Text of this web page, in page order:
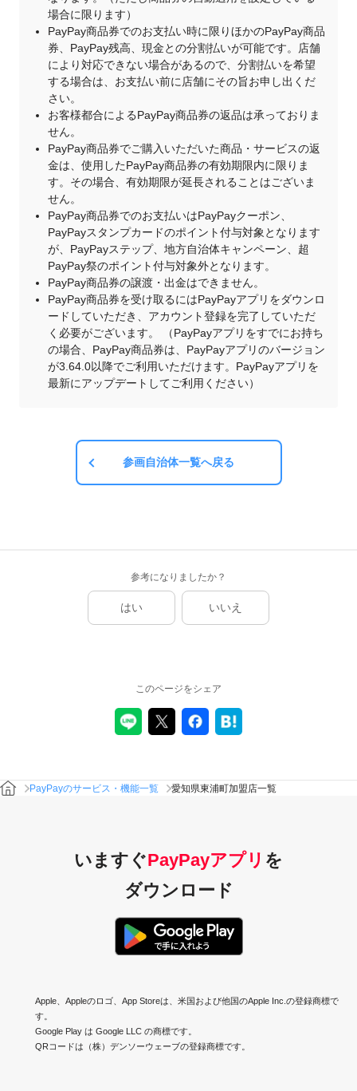
場合に限ります）
PayPay商品券でのお支払い時に限りほかのPayPay商品
券、PayPay残高、現金との分割払いが可能です。店舗
により対応できない場合があるので、分割払いを希望
する場合は、お支払い前に店舗にその旨お申し出くだ
さい。
お客様都合によるPayPay商品券の返品は承っておりま
せん。
PayPay商品券でご購入いただいた商品・サービスの返
金は、使用したPayPay商品券の有効期限内に限りま
す。その場合、有効期限が延長されることはございま
せん。
PayPay商品券でのお支払いはPayPayクーポン、
PayPayスタンプカードのポイント付与対象となります
が、PayPayステップ、地方自治体キャンペーン、超
PayPay祭のポイント付与対象外となります。
PayPay商品券の譲渡・出金はできません。
PayPay商品券を受け取るにはPayPayアプリをダウンロ
ードしていただき、アカウント登録を完了していただ
く必要がございます。 （PayPayアプリをすでにお持ち
の場合、PayPay商品券は、PayPayアプリのバージョン
が3.64.0以降でご利用いただけます。PayPayアプリを
最新にアップデートしてご利用ください）
参画自治体一覧へ戻る
参考になりましたか？
はい いいえ
このページをシェア
PayPayのサービス・機能一覧 愛知県東浦町加盟店一覧
いますぐPayPayアプリ を
ダウンロード
Apple、Appleのロゴ、App Storeは、米国および他国のApple Inc.の登録商標で
す。
Google Play は Google LLC の商標です。
QRコードは（株）デンソーウェーブの登録商標です。